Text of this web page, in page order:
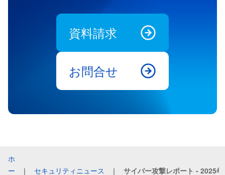
資料請求
お問合せ
ホ
ー
｜ セキュリティニュース ｜ サイバー攻撃レポート - 2025